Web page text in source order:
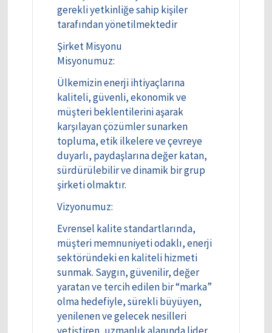
gerekli yetkinliğe sahip kişiler
tarafından yönetilmektedir
Şirket Misyonu
Misyonumuz:
Ülkemizin enerji ihtiyaçlarına
kaliteli, güvenli, ekonomik ve
müşteri beklentilerini aşarak
karşılayan çözümler sunarken
topluma, etik ilkelere ve çevreye
duyarlı, paydaşlarına değer katan,
sürdürülebilir ve dinamik bir grup
şirketi olmaktır.
Vizyonumuz:
Evrensel kalite standartlarında,
müşteri memnuniyeti odaklı, enerji
sektöründeki en kaliteli hizmeti
sunmak. Saygın, güvenilir, değer
yaratan ve tercih edilen bir “marka”
olma hedefiyle, sürekli büyüyen,
yenilenen ve gelecek nesilleri